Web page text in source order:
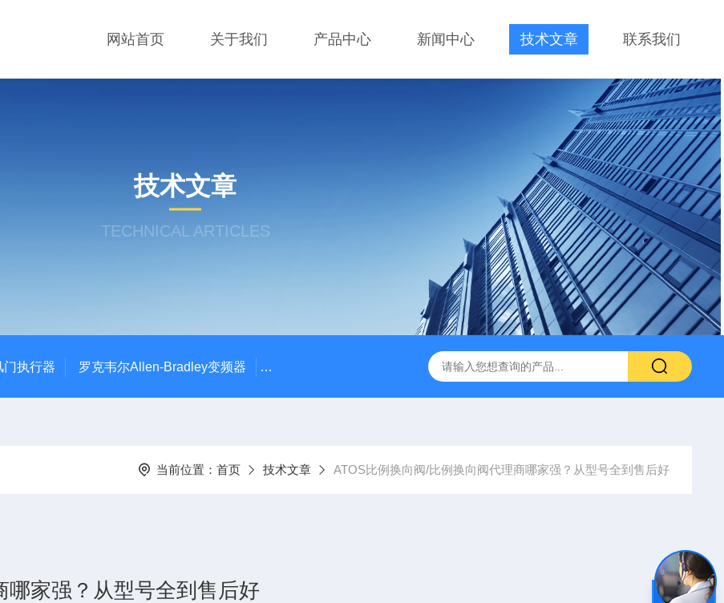
网站首页 关于我们 产品中心 新闻中心 技术文章 联系我们
技术文章
TECHNICAL ARTICLES
门执行器 罗克韦尔Allen-Bradley变频器 德国Leybold真空计 SMC比例阀ITV2050-312L KNF气体隔膜泵
当前位置： 首页 技术文章 ATOS比例换向阀/比例换向阀代理商哪家强？从型号全到售后好
哪家强？从型号全到售后好